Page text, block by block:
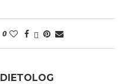
0
DIETOLOG